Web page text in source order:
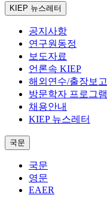
KIEP 뉴스레터
공지사항
연구원동정
보도자료
언론속 KIEP
해외연수/출장보고
방문학자 프로그램
채용안내
KIEP 뉴스레터
국문
국문
영문
EAER